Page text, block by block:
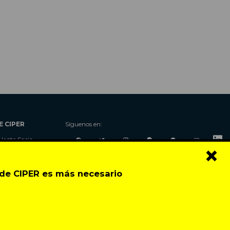
CIPER es más necesario
×
CIPER
Socio
Contacto
Síguenos en: